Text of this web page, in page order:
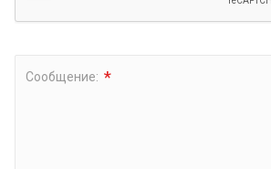
Сообщение: *